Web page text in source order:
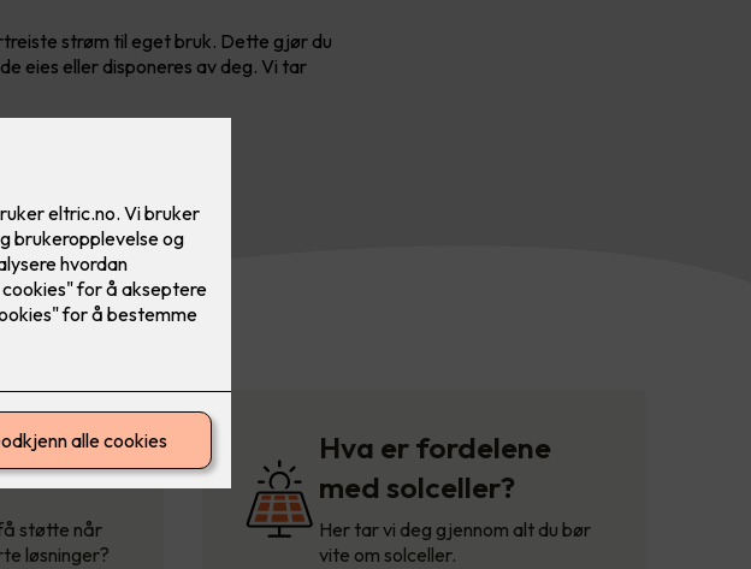
strøm til eget bruk. Dette gjør du
eies eller disponeres av deg. Vi tar
fra
støtte når
løsninger?
Hva er fordelene
med solceller?
Her tar vi deg gjennom alt du bør
vite om solceller.